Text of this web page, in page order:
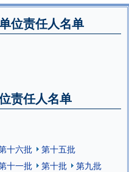
位责任人名单
责任人名单
十六批
第十五批
十一批 第十批
第九批